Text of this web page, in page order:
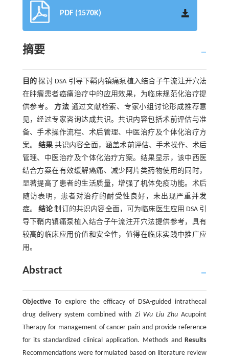
PDF (1570K)
摘要
目的 探讨 DSA 引导下鞘内镇痛泵植入结合子午流注开穴法
在肿瘤患者癌痛治疗中的应用效果，为临床规范化治疗提
供参考。 方法 通过文献检索、专家小组讨论形成推荐意
见，经过专家咨询达成共识。共识内容包括术前评估与准
备、手术操作流程、术后管理、中医治疗及个体化治疗方
案。结果 共识内容全面，涵盖术前评估、手术操作、术后
管理、中医治疗及个体化治疗方案。结果显示，该中西医
结合方案在有效缓解癌痛、减少阿片类药物使用的同时，
显著提高了患者的生活质量，增强了机体免疫功能。术后
随访表明，患者对治疗的耐受性良好，未出现严重并发
症。结论制订的共识内容全面，可为临床医生应用 DSA 引
导下鞘内镇痛泵植入结合子午流注开穴法提供参考，具有
较高的临床应用价值和安全性，值得在临床实践中推广应
用。
Abstract
ObjectiveTo explore the efficacy of DSA-guided intrathecal
drug delivery system combined with Zi Wu Liu Zhu Acupoint
Therapy for management of cancer pain and provide reference
for its standardized clinical application. Methods andResults
Recommendations were formulated based on literature review